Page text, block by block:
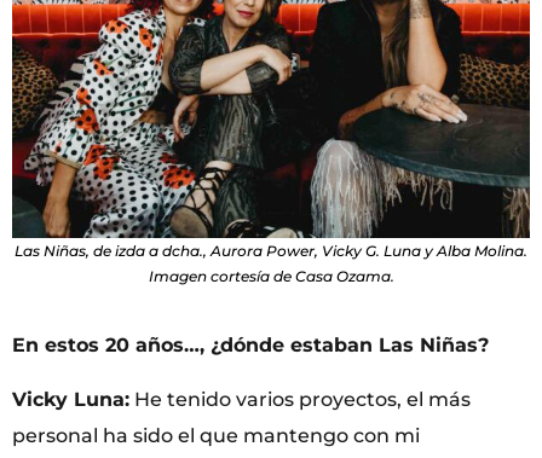
Las Niñas, de izda a dcha., Aurora Power, Vicky G. Luna y Alba Molina.
Imagen cortesía de Casa Ozama.
En estos 20 años…, ¿dónde estaban Las Niñas?
Vicky Luna: He tenido varios proyectos, el más
personal ha sido el que mantengo con mi